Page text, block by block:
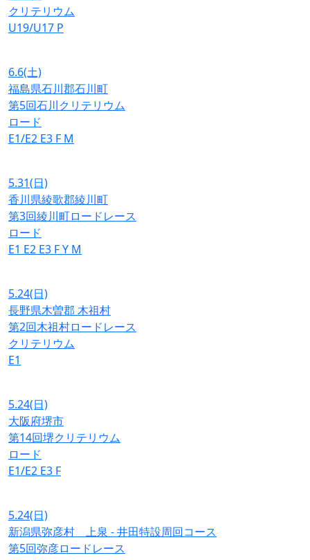
クリテリウム
U19/U17 P
6.6(土)
福島県石川郡石川町
第5回石川クリテリウム
ロード
E1/E2 E3 F M
5.31(日)
香川県綾歌郡綾川町
第3回綾川町ロードレース
ロード
E1 E2 E3 FY M
5.24(日)
長野県木曽郡 木祖村
第2回木祖村ロードレース
クリテリウム
E1
5.24(日)
大阪府堺市
第14回堺クリテリウム
ロード
E1/E2 E3 F
5.24(日)
新潟県弥彦村 上泉 - 井田特設周回コース
第5回弥彦ロードレース